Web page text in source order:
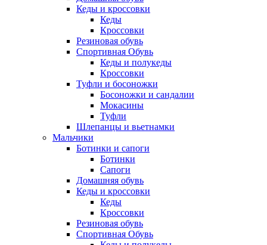
Кеды и кроссовки
Кеды
Кроссовки
Резиновая обувь
Спортивная Обувь
Кеды и полукеды
Кроссовки
Туфли и босоножки
Босоножки и сандалии
Мокасины
Туфли
Шлепанцы и вьетнамки
Мальчики
Ботинки и сапоги
Ботинки
Сапоги
Домашняя обувь
Кеды и кроссовки
Кеды
Кроссовки
Резиновая обувь
Спортивная Обувь